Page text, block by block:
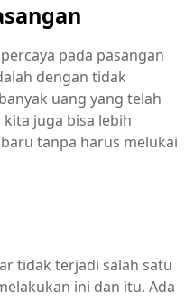
pada pasangan
dengan tidak
uang yang telah
juga bisa lebih
tanpa harus melukai
tidak terjadi salah satu
ini dan itu. Ada